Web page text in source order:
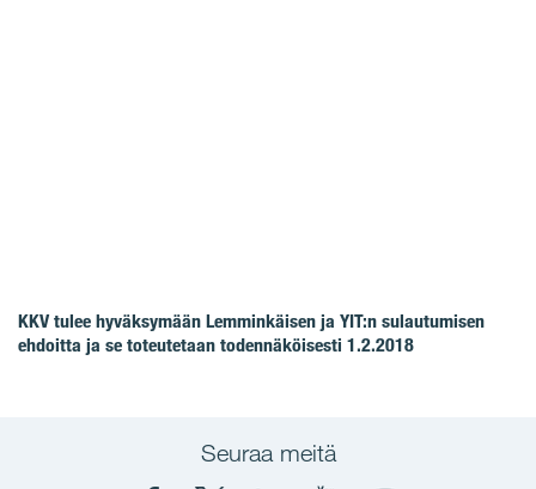
KKV tulee hyväksymään Lemminkäisen ja YIT:n sulautumisen
ehdoitta ja se toteutetaan todennäköisesti 1.2.2018
Seuraa meitä